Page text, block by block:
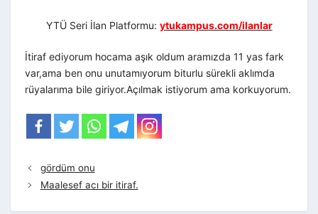
YTÜ Seri İlan Platformu: ytukampus.com/ilanlar
İtiraf ediyorum hocama aşık oldum aramızda 11 yas fark
var,ama ben onu unutamıyorum biturlu sürekli aklımda
rüyalarıma bile giriyor.Açılmak istiyorum ama korkuyorum.
gördüm onu
Maalesef acı bir itiraf.